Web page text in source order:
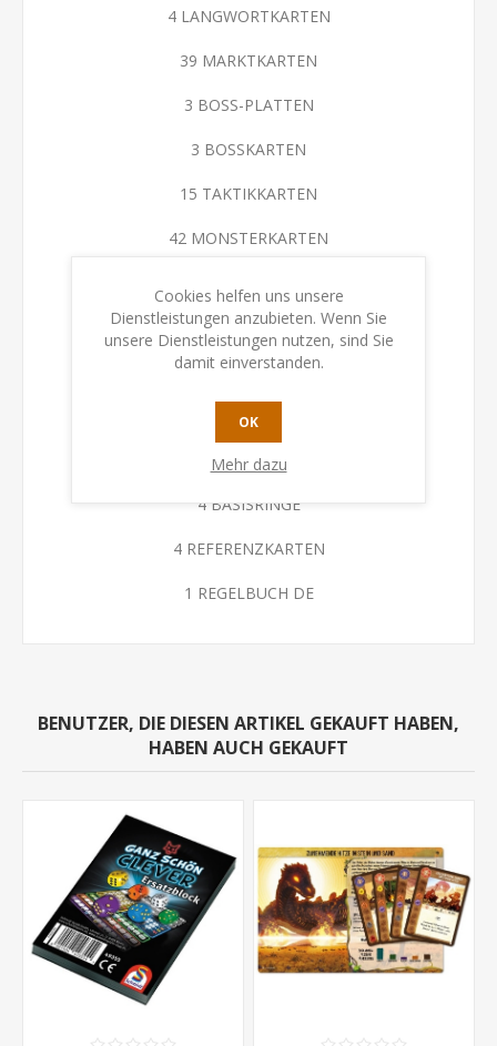
4 LANGWORTKARTEN
39 MARKTKARTEN
3 BOSS-PLATTEN
3 BOSSKARTEN
15 TAKTIKKARTEN
42 MONSTERKARTEN
15 QUEST-/RUHMEKARTEN
12 BENUTZERDEFINIERTE WÜRFEL
50 GOLDTOKEN
30 EFFEKTMARKER
4 BASISRINGE
4 REFERENZKARTEN
1 REGELBUCH DE
BENUTZER, DIE DIESEN ARTIKEL GEKAUFT HABEN,
HABEN AUCH GEKAUFT
Cookies helfen uns unsere
Dienstleistungen anzubieten. Wenn Sie
unsere Dienstleistungen nutzen, sind Sie
damit einverstanden.
OK
Mehr dazu